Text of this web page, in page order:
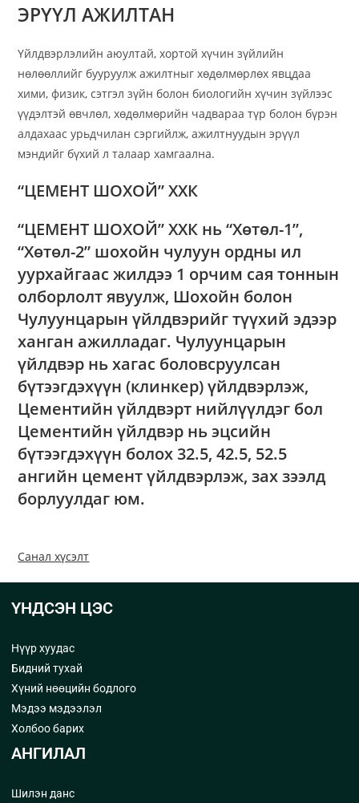
ЭРҮҮЛ АЖИЛТАН
Үйлдвэрлэлийн аюултай, хортой хүчин зүйлийн
нөлөөллийг бууруулж ажилтныг хөдөлмөрлөх явцдаа
хими, физик, сэтгэл зүйн болон биологийн хүчин зүйлээс
үүдэлтэй өвчлөл, хөдөлмөрийн чадвараа түр болон бүрэн
алдахаас урьдчилан сэргийлж, ажилтнуудын эрүүл
мэндийг бүхий л талаар хамгаална.
“ЦЕМЕНТ ШОХОЙ” ХХК
“ЦЕМЕНТ ШОХОЙ” ХХК нь “Хөтөл-1”,
“Хөтөл-2” шохойн чулуун ордны ил
уурхайгаас жилдээ 1 орчим сая тоннын
олборлолт явуулж, Шохойн болон
Чулуунцарын үйлдвэрийг түүхий эдээр
ханган ажилладаг. Чулуунцарын
үйлдвэр нь хагас боловсруулсан
бүтээгдэхүүн (клинкер) үйлдвэрлэж,
Цементийн үйлдвэрт нийлүүлдэг бол
Цементийн үйлдвэр нь эцсийн
бүтээгдэхүүн болох 32.5, 42.5, 52.5
ангийн цемент үйлдвэрлэж, зах зээлд
борлуулдаг юм.
Санал хүсэлт
ҮНДСЭН ЦЭС
Нүүр хуудас
Бидний тухай
Хүний нөөцийн бодлого
Мэдээ мэдээлэл
Холбоо барих
АНГИЛАЛ
Шилэн данс